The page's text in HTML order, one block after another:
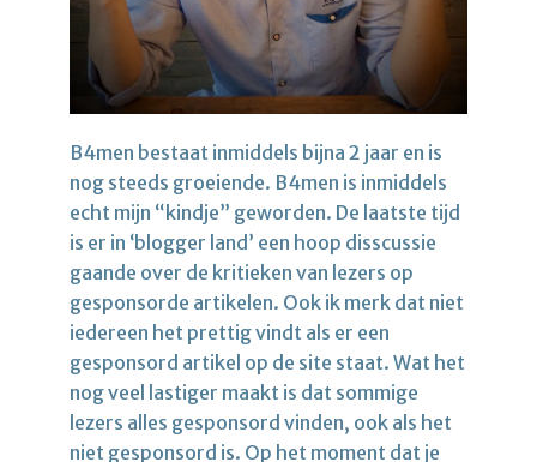
B4men bestaat inmiddels bijna 2 jaar en is
nog steeds groeiende. B4men is inmiddels
echt mijn “kindje” geworden. De laatste tijd
is er in ‘blogger land’ een hoop disscussie
gaande over de kritieken van lezers op
gesponsorde artikelen. Ook ik merk dat niet
iedereen het prettig vindt als er een
gesponsord artikel op de site staat. Wat het
nog veel lastiger maakt is dat sommige
lezers alles gesponsord vinden, ook als het
niet gesponsord is. Op het moment dat je